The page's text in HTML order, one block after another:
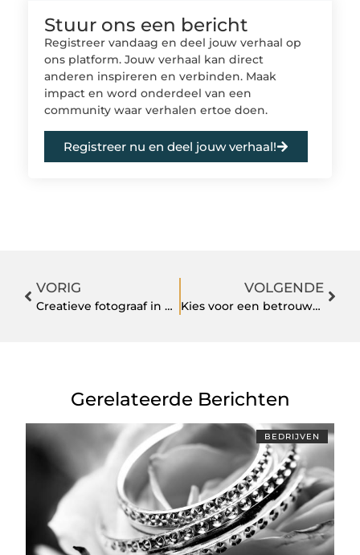
Stuur ons een bericht
Registreer vandaag en deel jouw verhaal op
ons platform. Jouw verhaal kan direct
anderen inspireren en verbinden. Maak
impact en word onderdeel van een
community waar verhalen ertoe doen.
Registreer nu en deel jouw verhaal!
VORIG
Creatieve fotograaf in Baarn gezocht?
VOLGENDE
Kies voor een betrouwbare kinderopvang in Amsterdam
Gerelateerde Berichten
BEDRIJVEN